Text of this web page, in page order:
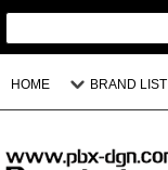
HOME BRAND LIST